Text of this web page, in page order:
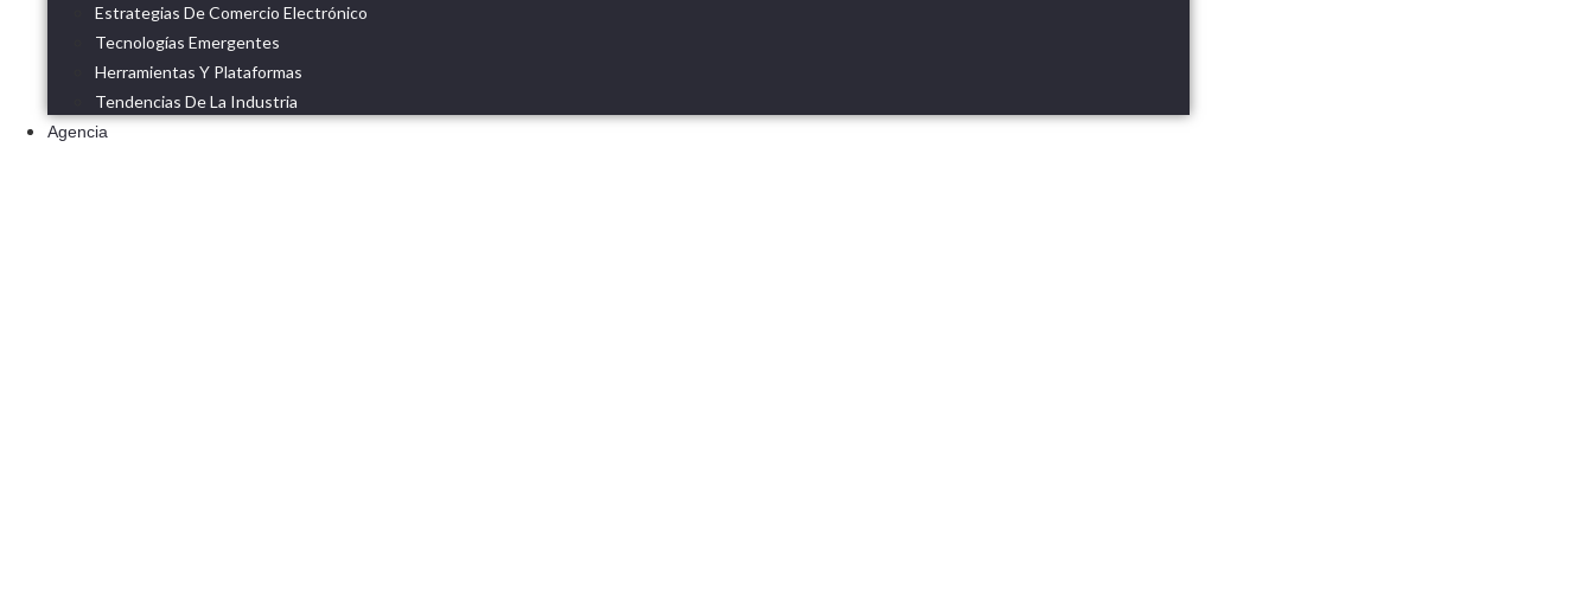
Estrategias De Comercio Electrónico
Tecnologías Emergentes
Herramientas Y Plataformas
Tendencias De La Industria
Agencia